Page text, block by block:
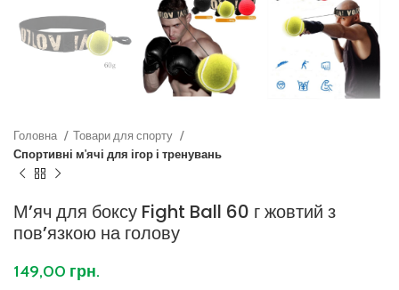
Головна
Товари для спорту
Спортивні м'ячі для ігор і тренувань
Мʼяч для боксу Fight Ball 60 г жовтий з
повʼязкою на голову
149,00 грн.